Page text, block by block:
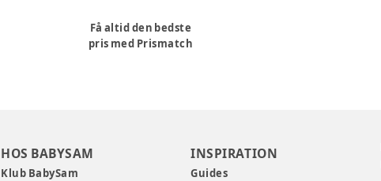
Få altid den bedste
pris med Prismatch
HOS BABYSAM
Klub BabySam
INSPIRATION
Guides